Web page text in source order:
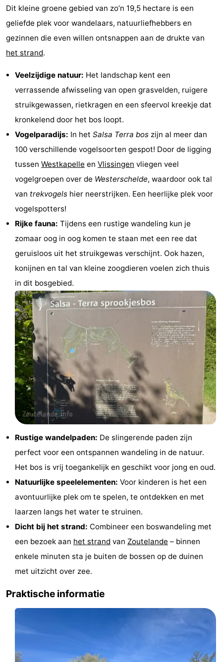
&
Bezienswaardigheden
Musea
-
Monumenten
-
Uitkijkpunten
Attracties
Speeltuinen
Bowlen
Wellness
Natuur
Sporten
Zwembaden
Fietsen
Wandelen
Paardrijden
Golfbanen
Eten
drinken
Evenementen
Ringrijden
Praktisch
Forum
Route
Parkeren
Reisboekenwinkel
Nieuws
Medische
adressen
Regio
Dit kleine groene gebied van zo’n 19,5 hectare is een
geliefde plek voor wandelaars, natuurliefhebbers en
gezinnen die even willen ontsnappen aan de drukte van
het strand.
Veelzijdige natuur: Het landschap kent een
verrassende afwisseling van open grasvelden, ruigere
struikgewassen, rietkragen en een sfeervol kreekje dat
kronkelend door het bos loopt.
Vogelparadijs: In het Salsa Terra bos zijn al meer dan
100 verschillende vogelsoorten gespot! Door de ligging
tussen Westkapelle en Vlissingen vliegen veel
vogelgroepen over de Westerschelde, waardoor ook tal
van trekvogels hier neerstrijken. Een heerlijke plek voor
vogelspotters!
Rijke fauna: Tijdens een rustige wandeling kun je
zomaar oog in oog komen te staan met een ree dat
geruisloos uit het struikgewas verschijnt. Ook hazen,
konijnen en tal van kleine zoogdieren voelen zich thuis
in dit bosgebied.
Rustige wandelpaden: De slingerende paden zijn
perfect voor een ontspannen wandeling in de natuur.
Het bos is vrij toegankelijk en geschikt voor jong en oud.
Natuurlijke speelelementen: Voor kinderen is het een
avontuurlijke plek om te spelen, te ontdekken en met
laarzen langs het water te struinen.
Dicht bij het strand: Combineer een boswandeling met
een bezoek aan het strand van Zoutelande – binnen
enkele minuten sta je buiten de bossen op de duinen
met uitzicht over zee.
Praktische informatie